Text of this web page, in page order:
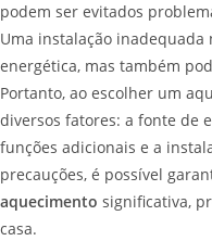
podem ser evitados
Uma instalação inadequada
energética, mas também
Portanto, ao escolher um
diversos fatores: a fonte de
funções adicionais e a
precauções, é possível
aquecimento significativa,
casa.